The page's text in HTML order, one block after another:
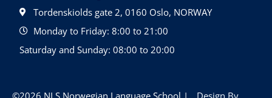
Tordenskiolds gate 2, 0160 Oslo, NORWAY
Monday to Friday: 8:00 to 21:00
Saturday and Sunday: 08:00 to 20:00